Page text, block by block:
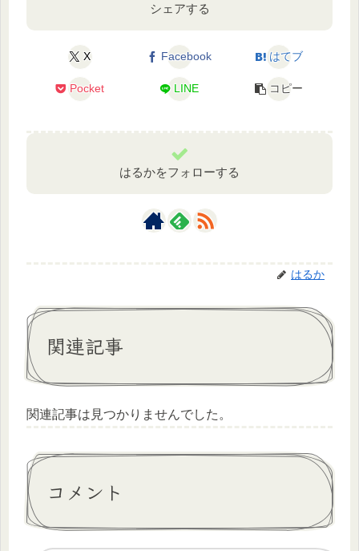
シェアする
X Facebook はてブ
Pocket LINE コピー
はるかをフォローする
はるか
関連記事
関連記事は見つかりませんでした。
コメント